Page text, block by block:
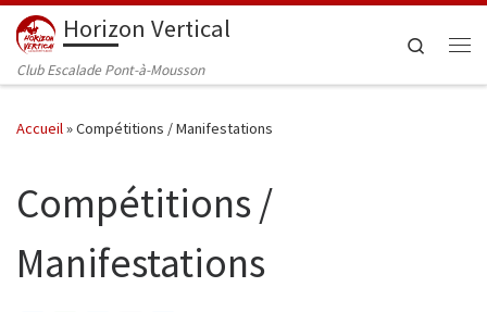
Passer au contenu
Horizon Vertical
Club Escalade Pont-à-Mousson
Search
Accueil»Compétitions / Manifestations
Compétitions /
Manifestations